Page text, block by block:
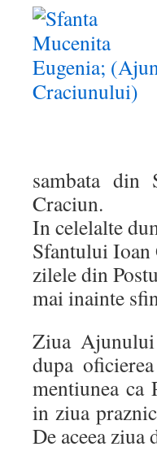
sambata
Craciun.
In celelalte
Sfantului Ioan
zilele din
mai inainte
Ziua Ajunului
dupa
mentiunea
in ziua
De aceea